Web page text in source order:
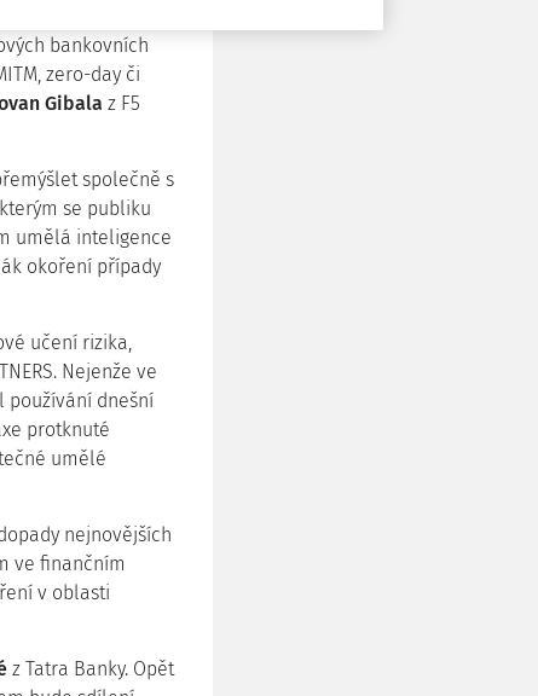
bankovních
zero-day či
Gibala z F5
společně s
se publiku
umělá inteligence
okoření případy
učení rizika,
Nejenže ve
používání dnešní
protknuté
umělé
nejnovějších
ve finančním
v oblasti
z Tatra Banky. Opět